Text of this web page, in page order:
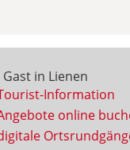
Gast in Lienen
Information
online